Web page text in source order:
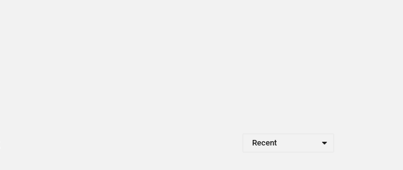
Recent